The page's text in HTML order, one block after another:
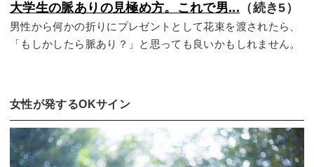
大学生の脈ありの見極め方。これで男... （続き5）
男性から何かの折りにプレゼントとして花束を渡されたら、
「もしかしたら脈あり？」と思っても良いかもしれません。
女性が発するOKサイン